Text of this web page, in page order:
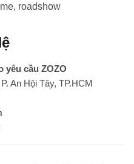
roadshow
yêu cầu ZOZO
An Hội Tây, TP.HCM